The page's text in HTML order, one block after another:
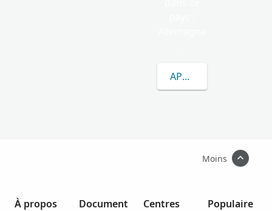
APPRENEZ-EN
Moins
À propos
Document
Centres
Populaire